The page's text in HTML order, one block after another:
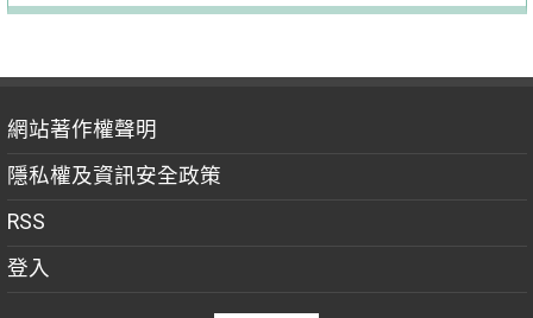
網站著作權聲明
隱私權及資訊安全政策
RSS
登入